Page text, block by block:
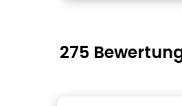
275